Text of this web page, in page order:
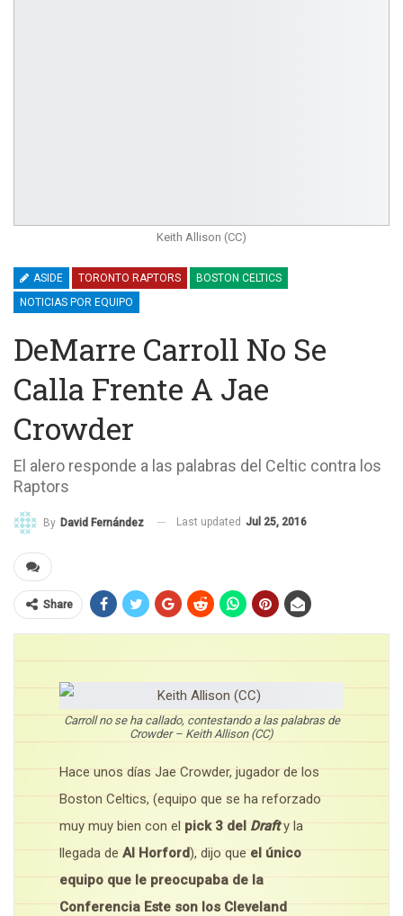
Keith Allison (CC)
ASIDE TORONTO RAPTORS
BOSTON CELTICS
NOTICIAS POR EQUIPO
DeMarre Carroll No Se
Calla Frente A Jae
Crowder
El alero responde a las palabras del Celtic contra los
Raptors
By David Fernández Last updated Jul 25, 2016
Share
Carroll no se ha callado, contestando a las palabras de
Crowder – Keith Allison (CC)
Hace unos días Jae Crowder, jugador de los
Boston Celtics, (equipo que se ha reforzado
muy muy bien con el pick 3 del Drafty la
llegada de Al Horford), dijo que el único
equipo que le preocupaba de la
Conferencia Este son los Cleveland